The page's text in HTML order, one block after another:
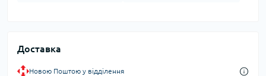
Доставка
Новою Поштою у відділення